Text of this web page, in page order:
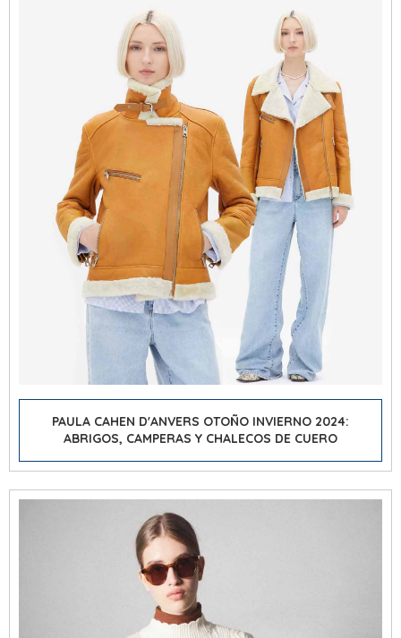
PAULA CAHEN D'ANVERS OTOÑO INVIERNO 2024:
ABRIGOS, CAMPERAS Y CHALECOS DE CUERO